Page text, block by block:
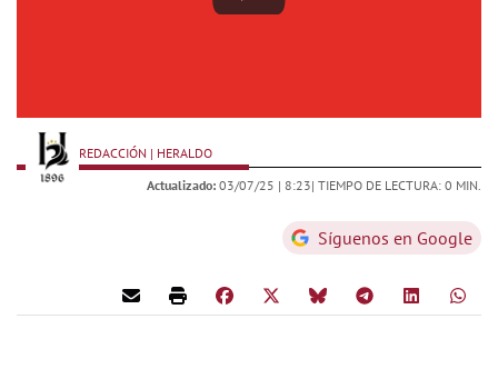
REDACCIÓN | HERALDO
Actualizado: 03/07/25 | 8:23| TIEMPO DE LECTURA: 0 MIN.
Síguenos en Google